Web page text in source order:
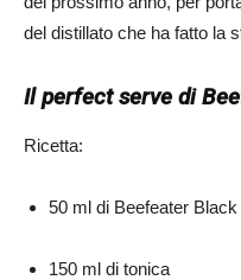
del distillato che ha fatto la
Il perfect serve di
Ricetta:
50 ml di Beefeater Black
150 ml di tonica